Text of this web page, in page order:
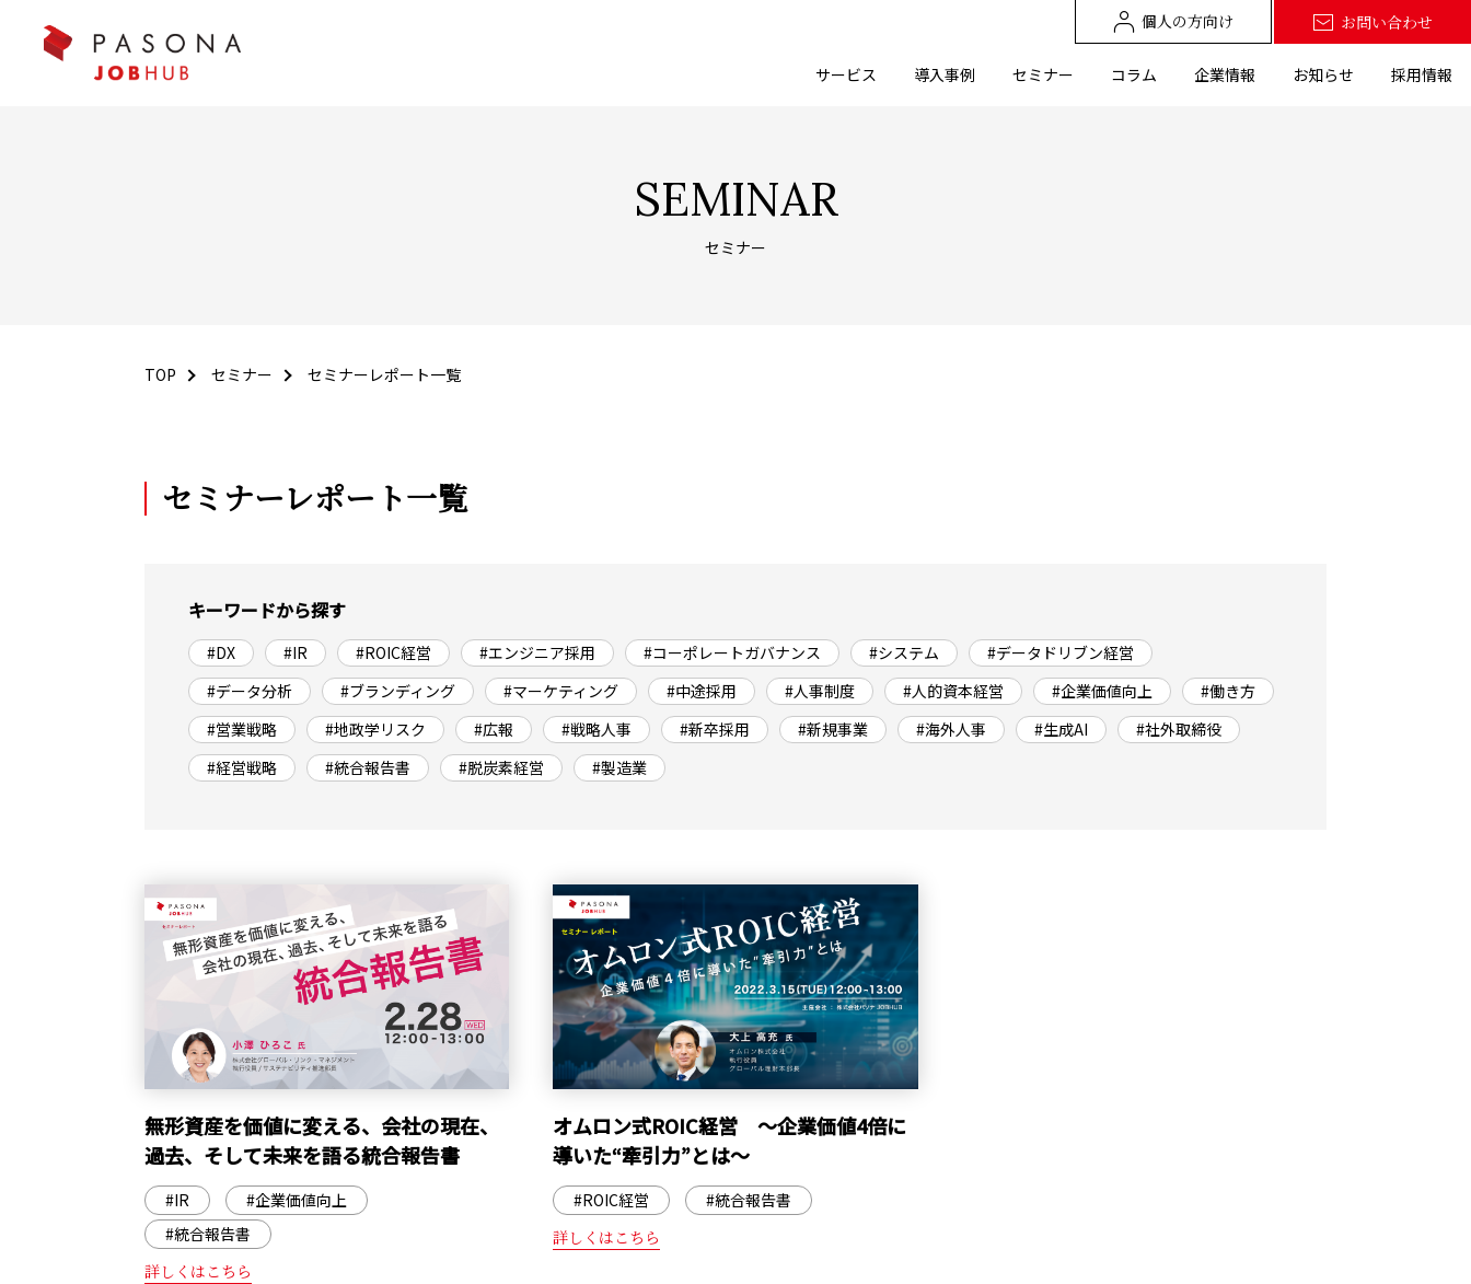
個人の方向け お問い合わせ
サービス 導入事例 セミナー コラム 企業情報 お知らせ 採用情報
SEMINAR
セミナー
TOP セミナー セミナーレポート一覧
セミナーレポート一覧
キーワードから探す
#DX #IR #ROIC経営 #エンジニア採用 #コーポレートガバナンス #システム
#データドリブン経営
#データ分析
#ブランディング #マーケティング #中途採用 #人事制度 #人的資本経営 #企業価値向上
#働き方
#営業戦略
#地政学リスク #広報 #戦略人事 #新卒採用 #新規事業 #海外人事 #生成AI
#社外取締役
#経営戦略
#統合報告書 #脱炭素経営 #製造業
無形資産を価値に変える、会社の現在、
過去、そして未来を語る統合報告書
#IR
#企業価値向上
#統合報告書
詳しくはこちら
オムロン式ROIC経営 ～企業価値4倍に
導いた“牽引力”とは～
#ROIC経営
#統合報告書
詳しくはこちら